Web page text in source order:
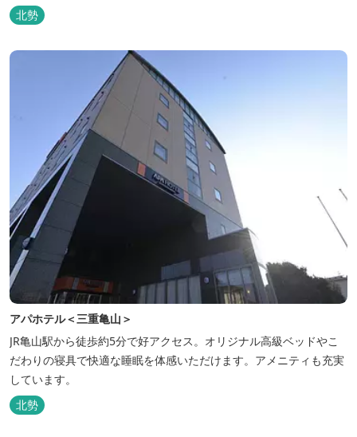
ス）、無料駐車場付で低価格な高機能ホテルです。
北勢
アパホテル＜三重亀山＞
JR亀山駅から徒歩約5分で好アクセス。オリジナル高級ベッドやこ
だわりの寝具で快適な睡眠を体感いただけます。アメニティも充実
しています。
北勢